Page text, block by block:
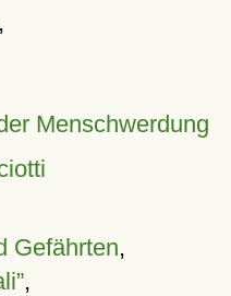
Menschwerdung
Gefährten,
,